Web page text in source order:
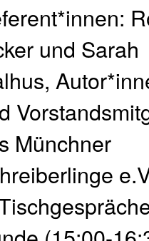
und Sarah
Münchner